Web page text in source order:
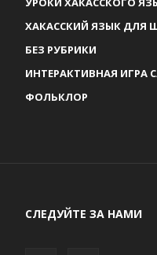
ХАКАССКИЙ ЯЗЫК ДЛЯ
БЕЗ РУБРИКИ
ИНТЕРАКТИВНАЯ ИГРА
ФОЛЬКЛОР
СЛЕДУЙТЕ ЗА НАМИ